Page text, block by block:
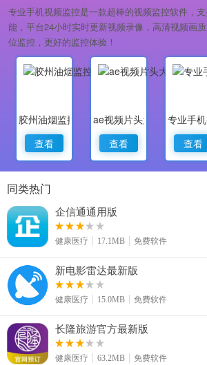
专业手机视频监控是一款超棒的视频监控软件，
能，平台24小时实时更新视频录像，高清视频画
位监控，更好的监控体验！
胶州油烟监控
查看
ae视频片头大师
查看
专业手
查看
同类热门
企信通通用版
健康医疗 17.1MB 免费软件
新电影雷达最新版
健康医疗 15.0MB 免费软件
长隆旅游官方最新版
健康医疗 63.2MB 免费软件